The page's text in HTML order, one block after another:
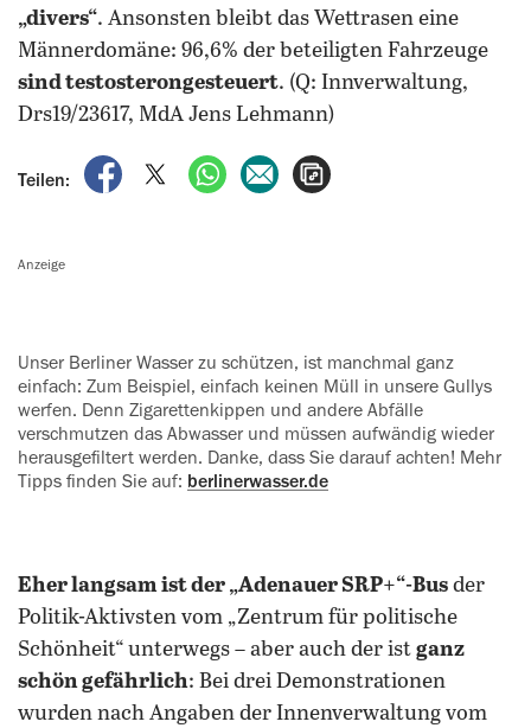
„divers“. Ansonsten bleibt das Wettrasen eine
Männerdomäne: 96,6% der beteiligten Fahrzeuge
sind testosterongesteuert. (Q: Innverwaltung,
Drs19/23617, MdA Jens Lehmann)
Teilen:
auf Facebook teilen
auf X teilenper WhatsApp teilen
per E-Mail teilen
Anzeige
Unser Berliner Wasser zu schützen, ist manchmal ganz
einfach: Zum Beispiel, einfach keinen Müll in unsere Gullys
werfen. Denn Zigarettenkippen und ‍andere Abfälle
verschmutzen das ‍Abwasser und müssen aufwändig ‍wieder
herausgefiltert werden. Danke, dass Sie darauf achten! Mehr
Tipps ‍finden Sie auf: berlinerwasser.de
Eher langsam ist der „Adenauer SRP+“-Bus der
Politik-Aktivsten vom „Zentrum für politische
Schönheit“ unterwegs – aber auch der ist ganz
schön gefährlich: Bei drei Demonstrationen
wurden nach Angaben der Innenverwaltung vom